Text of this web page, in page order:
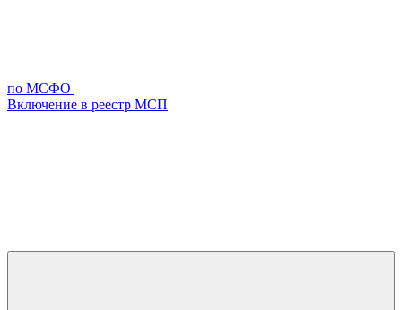
по МСФО
Включение в реестр МСП